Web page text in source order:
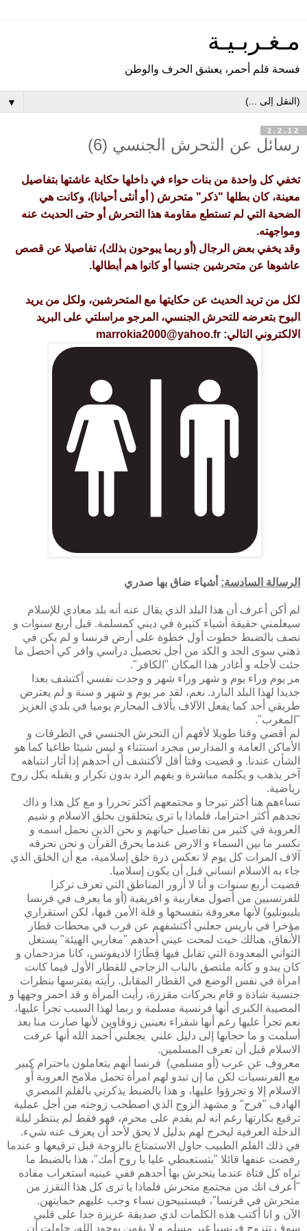
مـغـربـيـة
فسحة قلم أحمر، يعشق الحرف والوطن
▼
2.2.12
رسائل عن التحرش الجنسي (6)
تخفي كل واحدة من بنات حواء في داخلها حكاية عاشتها بتفاصيل
معينة، كان بطلها "ذكر" متحرش ( أو أنثى أحيانا)، وكانت هي
الضحية التي لم تستطع مقاومة هذا التحرش أو حتى الحديث عنه
ومواجهته.
وقد يخفي بعض الرجال (أو ربما يبوحون بذلك)، تفاصيلا عن قصص
عاشوها عن متحرشين جنسيا أو كانوا هم أبطالها.
لكل من تريد الحديث عن حكايتها مع المتحرشين، ولكل من يريد
البوح بتعرضه للتحرش الجنسي، المرجو مراسلتي على البريد
الالكتروني التالي: marrokia2000@yahoo.fr
الرسالة السادسة: أشياء ضاق بها صدري
لم أكن أعرف أن هذا البلد الذي يقال عنه أنه بلد معادي للإسلام
سيعلمني حقيقة أشياء كثيرة في ديني كمسلمة. قبل أربع سنوات و
نصف بالضبط خطوت أول خطوة على أرض فرنسا و لم يكن في
ذهني سوى الجد و الكد من أجل تحصيل دراسي وافر كي أحصل ما
جئت لأجله و أغادر هذا المكان "الكافر".
مر يوم وراء يوم و شهر وراء شهر و وجدت نفسي أكتشف بعدا
جديدا لهذا البلد البارد. نعم، لقد مر يوم و شهر و سنة و لم يعترض
طريقي أحد كما يفعل الآلاف بألاف المحارم يوميا في بلدي العزيز
"المغرب".
لم أقضي وقتا طويلا لأفهم أن التحرش الجنسي في الطرقات و
الأماكن العامة و المدارس مجرد استثناء و ليس شيئا طاغيا كما هو
الشأن عندنا. و قضيت وقتا أقل لأكتشف أن أحدهم إذا أثار انتباهه
آخر يذهب و يكلمه مباشرة و يفهم الرد بدون تكرار و يقبله بكل روح
رياضية.
نساءهم هنا أكثر تبرجا و مجتمعهم أكثر تحررا و مع كل هذا و ذاك
تجدهم أكثر احتراما، فلماذا يا ترى يتخلقون بخلق الاسلام و شيم
العروبة في كثير من تفاصيل حياتهم و نحن الذين نحمل اسمه و
نكسر ما بين السماء و الارض عندما يحرق القرآن و نحن نحرقه
آلاف المرات كل يوم لا نعكس ذرة خلق إسلامية، مع أن الخلق الذي
جاء به الاسلام انساني قبل أن يكون إسلاميا.
قضيت أربع سنوات و أنا لا أزور المناطق التي تعرف تركزا
للفرنسيين من أصول مغاربية و افريقية (أو ما يعرف في فرنسا
بليبونليو) لأنها معروفة بتفسخها و قلة الأمن فيها، لكن استقراري
مؤخرا في باريس جعلني أكتشفهم عن قرب في محطات قطار
الأنفاق، هنالك حيث لمحت عيني أحدهم "مغاربي الهيئة" يستغل
الثواني المعدودة التي تقابل فيها قِطَارَا لاديفونس، كانا مزدحمان و
كان يبدو و كأنه ملتصق بالباب الزجاجي للقطار الأول فيما كانت
امرأة في نفس الوضع في القطار المقابل. رأيته يفترسها بنظرات
جنسية شاذة و قام بحركات مقززة، رأيت المرأة و قد احمر وجهها و
المصيبة الكبرى أنها فرنسية مسلمة و ربما لهذا السبب تجرأ عليها،
نعم تجرأ عليها رغم أنها شقراء بعينين زوقاوين لأنها صارت منا بعد
أسلمت و ما حجابها إلى دليل علني يجعلني أحمد الله أنها عرفت
الاسلام قبل أن تعرف المسلمين.
معروف عن عرب (أو مسلمي) فرنسا أنهم يتعاملون باحترام كبير
مع الفرنسيات لكن ما إن تبدو لهم امرأة تحمل ملامح العروبة أّو
الاسلام إلا و تجرؤوا عليها، و هذا بالضبط يذكرني بالفلم المصري
الهادف "فرح" و مشهد الزوج الذي اصطحب زوجته من أجل عملية
ترقيع بكارتها رغم انه لم يقدم على محرم، فهو فقط لم ينتظر ليلة
الدخلة العرفية ليخرج لهم بدليل لا يحق لأحد أن يعرف عنه شيء.
في ذلك الفلم الطبيب حاول الاستمتاع بالزوجة قبل ترقيعها و عندما
رفضت عنفها قائلا "بتستعبطي عليا يا روح أمك"، هذا بالضبط ما
تراه كل فتاة عندما يتحرش بها أحدهم ففي عينيه استغراب مفاده
"أعرف انك من مجتمع متحرش فلماذا يا ترى كل هذا التقزز من
متحرش في فرنسا"، فيستبيحون نساء وجب عليهم حمايتهن.
الآن و انا أكتب هذه الكلمات لدي صديقة عزيزة جدا على قلبي
سوف تتزوج فرنسيا غير مسلم و لا يؤمن بوجود الله، حاولت أن